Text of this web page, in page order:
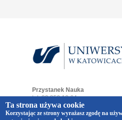
Przystanek Nauka
tel. 32 359 19 64
e-mail:
ul. Bankowa 12
Ta strona używa cookie
Korzystając ze strony wyrażasz zgodę na